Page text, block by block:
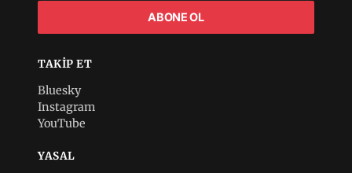
ABONE OL
TAKIP ET
Bluesky
Instagram
YouTube
YASAL